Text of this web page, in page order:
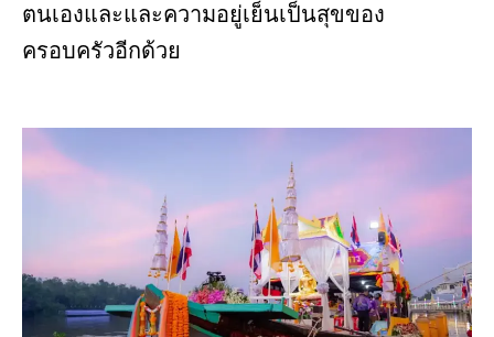
ตนเองและและความอยู่เย็นเป็นสุขของ
ครอบครัวอีกด้วย